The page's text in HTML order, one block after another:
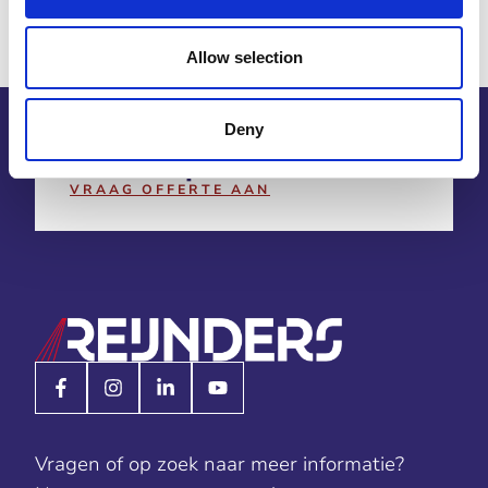
Allow selection
Deny
Vraag vrijblijvend
offerte op maat
VRAAG OFFERTE AAN
Vragen of op zoek naar meer informatie?